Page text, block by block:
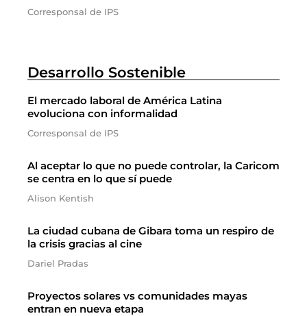
Corresponsal de IPS
Desarrollo Sostenible
El mercado laboral de América Latina
evoluciona con informalidad
Corresponsal de IPS
Al aceptar lo que no puede controlar, la Caricom
se centra en lo que sí puede
Alison Kentish
La ciudad cubana de Gibara toma un respiro de
la crisis gracias al cine
Dariel Pradas
Proyectos solares vs comunidades mayas
entran en nueva etapa